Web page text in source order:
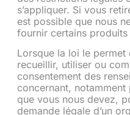
s’appliquer. Si vous
est possible que nous
fournir certains produits
Lorsque la loi le permet
recueillir, utiliser ou
consentement des
concernant,
que vous nous devez,
demande légale d’un